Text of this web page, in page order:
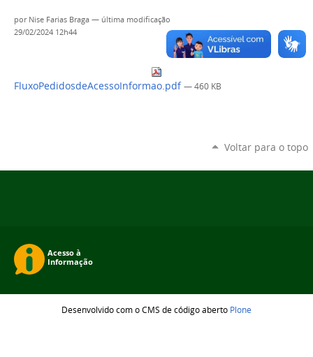
por Nise Farias Braga — última modificação
29/02/2024 12h44
FluxoPedidosdeAcessoInformao.pdf — 460 KB
Voltar para o topo
Desenvolvido com o CMS de código aberto Plone